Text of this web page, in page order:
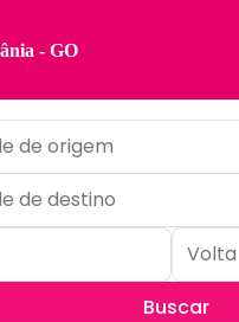
- GO
Buscar